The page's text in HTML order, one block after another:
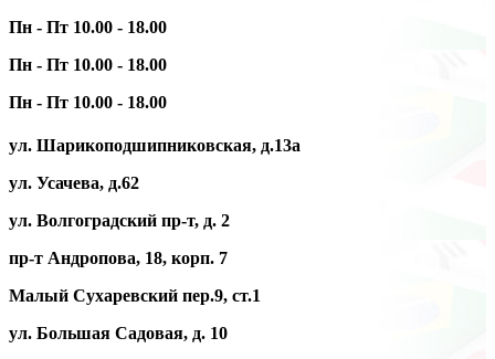
Пн - Пт 10.00 - 18.00
Пн - Пт 10.00 - 18.00
Пн - Пт 10.00 - 18.00
ул. Шарикоподшипниковская, д.13а
ул. Усачева, д.62
ул. Волгоградский пр-т, д. 2
пр-т Андропова, 18, корп. 7
Малый Сухаревский пер.9, ст.1
ул. Большая Садовая, д. 10